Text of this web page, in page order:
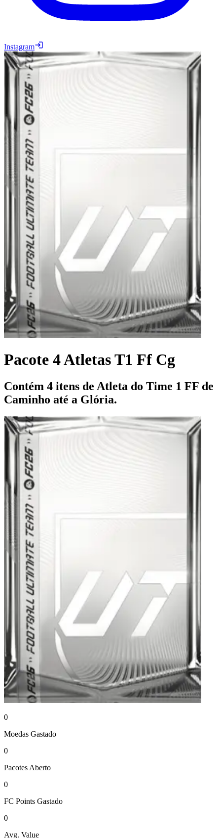
Instagram
Pacote 4 Atletas T1 Ff Cg
Contém 4 itens de Atleta do Time 1 FF de
Caminho até a Glória.
0
Moedas Gastado
0
Pacotes Aberto
0
FC Points Gastado
0
Avg. Value